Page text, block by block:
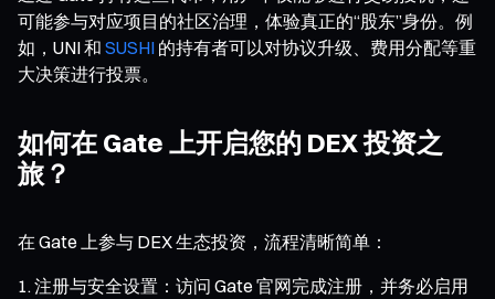
可能参与对应项目的社区治理，体验真正的“股东”身份。例
如，UNI 和 SUSHI 的持有者可以对协议升级、费用分配等重
大决策进行投票。
如何在 Gate 上开启您的 DEX 投资之
旅？
在 Gate 上参与 DEX 生态投资，流程清晰简单：
注册与安全设置：访问 Gate 官网完成注册，并务必启用